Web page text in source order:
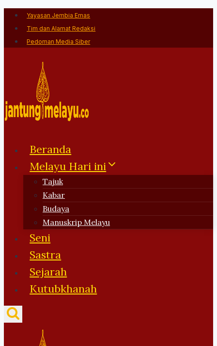
Skip
content
Yayasan Jembia Emas
Tim dan Alamat Redaksi
Pedoman Media Siber
Beranda
Melayu Hari ini
Tajuk
Kabar
Budaya
Manuskrip Melayu
Seni
Sastra
Sejarah
Kutubkhanah